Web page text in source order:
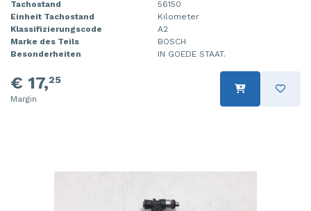
Tachostand
56150
Einheit Tachostand
Kilometer
Klassifizierungscode
A2
Marke des Teils
BOSCH
Besonderheiten
IN GOEDE STAAT.
€ 17,25
Margin